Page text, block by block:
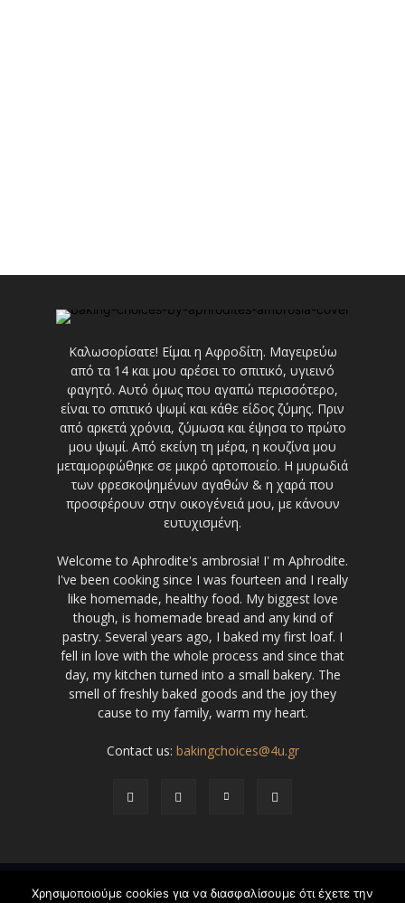
Καλωσορίσατε! Είμαι η Αφροδίτη. Μαγειρεύω
από τα 14 και μου αρέσει το σπιτικό, υγιεινό
φαγητό. Αυτό όμως που αγαπώ περισσότερο,
είναι το σπιτικό ψωμί και κάθε είδος ζύμης. Πριν
από αρκετά χρόνια, ζύμωσα και έψησα το πρώτο
μου ψωμί. Από εκείνη τη μέρα, η κουζίνα μου
μεταμορφώθηκε σε μικρό αρτοποιείο. Η μυρωδιά
των φρεσκοψημένων αγαθών & η χαρά που
προσφέρουν στην οικογένειά μου, με κάνουν
ευτυχισμένη.
Welcome to Aphrodite's ambrosia! I' m Aphrodite.
I've been cooking since I was fourteen and I really
like homemade, healthy food. My biggest love
though, is homemade bread and any kind of
pastry. Several years ago, I baked my first loaf. I
fell in love with the whole process and since that
day, my kitchen turned into a small bakery. The
smell of freshly baked goods and the joy they
cause to my family, warm my heart.
Contact us: bakingchoices@4u.gr
Χρησιμοποιούμε cookies για να διασφαλίσουμε ότι έχετε την